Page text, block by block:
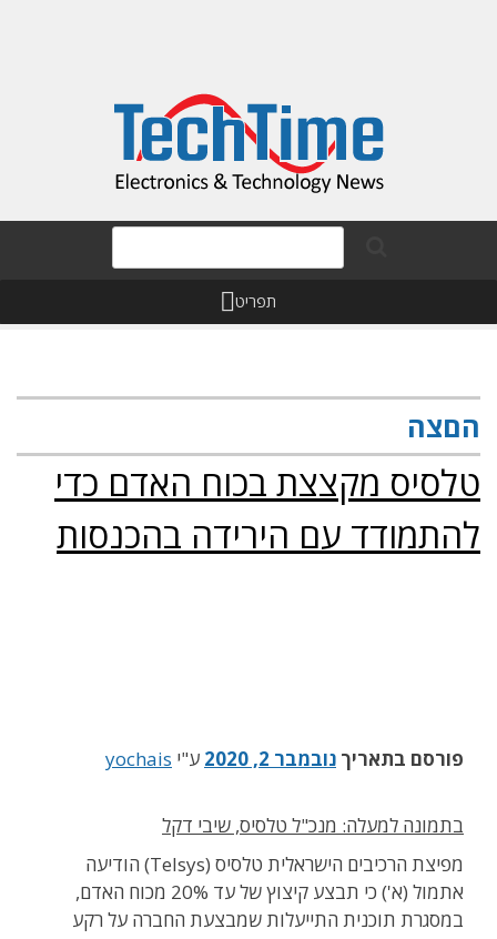
תפריט
הםצה
טלסיס מקצצת בכוח האדם כדי
להתמודד עם הירידה בהכנסות
פורסם בתאריך נובמבר 2, 2020 ע"י yochais
בתמונה למעלה: מנכ"ל טלסיס, שיבי דקל
מפיצת הרכיבים הישראלית טלסיס (Telsys) הודיעה
אתמול (א') כי תבצע קיצוץ של עד 20% מכוח האדם,
במסגרת תוכנית התייעלות שמבצעת החברה על רקע